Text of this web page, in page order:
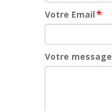
Votre Email*
Votre message